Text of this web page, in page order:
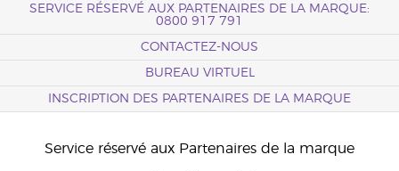
SERVICE RÉSERVÉ AUX PARTENAIRES DE LA MARQUE:
0800 917 791
CONTACTEZ-NOUS
BUREAU VIRTUEL
INSCRIPTION DES PARTENAIRES DE LA MARQUE
Service réservé aux Partenaires de la marque